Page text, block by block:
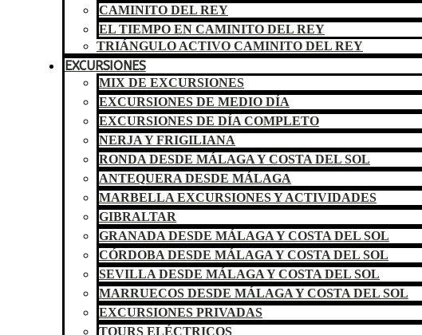
CAMINITO DEL REY
EL TIEMPO EN CAMINITO DEL REY
TRIÁNGULO ACTIVO CAMINITO DEL REY
EXCURSIONES
MIX DE EXCURSIONES
EXCURSIONES DE MEDIO DÍA
EXCURSIONES DE DÍA COMPLETO
NERJA Y FRIGILIANA
RONDA DESDE MÁLAGA Y COSTA DEL SOL
ANTEQUERA DESDE MÁLAGA
MARBELLA EXCURSIONES Y ACTIVIDADES
GIBRALTAR
GRANADA DESDE MÁLAGA Y COSTA DEL SOL
CÓRDOBA DESDE MÁLAGA Y COSTA DEL SOL
SEVILLA DESDE MÁLAGA Y COSTA DEL SOL
MARRUECOS DESDE MÁLAGA Y COSTA DEL SOL
EXCURSIONES PRIVADAS
TOURS ELÉCTRICOS